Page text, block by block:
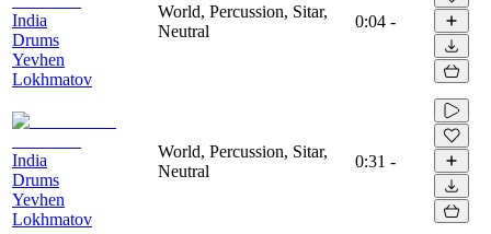
India
Drums
Yevhen
Lokhmatov
World, Percussion, Sitar,
Neutral
0:04 -
India
Drums
Yevhen
Lokhmatov
World, Percussion, Sitar,
Neutral
0:31 -